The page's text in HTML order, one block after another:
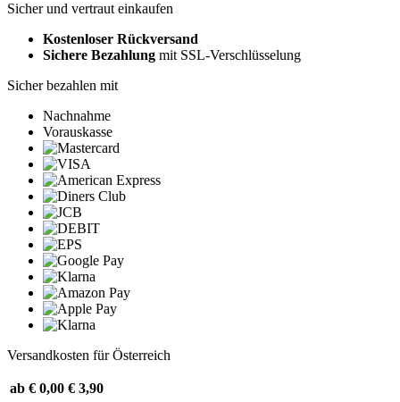
Sicher und vertraut einkaufen
Kostenloser Rückversand
Sichere Bezahlung mit SSL-Verschlüsselung
Sicher bezahlen mit
Nachnahme
Vorauskasse
Versandkosten für Österreich
ab € 0,00 € 3,90